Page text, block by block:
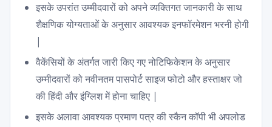
इसके उपरांत उम्मीदवारों को अपने व्यक्तिगत जानकारी के साथ
शैक्षणिक योग्यताओं के अनुसार आवश्यक इनफॉरमेशन भरनी होगी
|
वैकेंसियों के अंतर्गत जारी किए गए नोटिफिकेशन के अनुसार
उम्मीदवारों को नवीनतम पासपोर्ट साइज फोटो और हस्ताक्षर जो
की हिंदी और इंग्लिश में होना चाहिए |
इसके अलावा आवश्यक प्रमाण पत्र की स्कैन कॉपी भी अपलोड